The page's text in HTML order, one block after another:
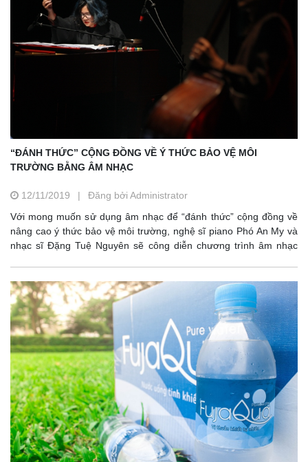
“ĐÁNH THỨC” CỘNG ĐỒNG VỀ Ý THỨC BẢO VỆ MÔI
TRƯỜNG BẰNG ÂM NHẠC
12/11/2019 | Đăng bởi Administrator
Với mong muốn sử dụng âm nhạc để “đánh thức” cộng đồng về
nâng cao ý thức bảo vệ môi trường, nghệ sĩ piano Phó An My và
nhạc sĩ Đặng Tuệ Nguyên sẽ công diễn chương trình âm nhạc